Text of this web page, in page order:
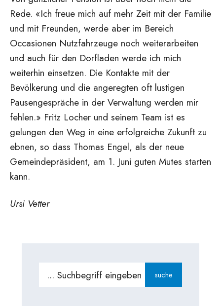
Rede. «Ich freue mich auf mehr Zeit mit der Familie
und mit Freunden, werde aber im Bereich
Occasionen Nutzfahrzeuge noch weiterarbeiten
und auch für den Dorfladen werde ich mich
weiterhin einsetzen. Die Kontakte mit der
Bevölkerung und die angeregten oft lustigen
Pausengespräche in der Verwaltung werden mir
fehlen.» Fritz Locher und seinem Team ist es
gelungen den Weg in eine erfolgreiche Zukunft zu
ebnen, so dass Thomas Engel, als der neue
Gemeindepräsident, am 1. Juni guten Mutes starten
kann.
Ursi Vetter
Search
suche